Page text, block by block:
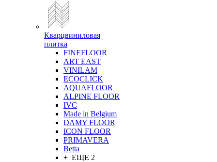
Кварцвиниловая
плитка
FINEFLOOR
ART EAST
VINILAM
ECOCLICK
AQUAFLOOR
ALPINE FLOOR
IVC
Made in Belgium
DAMY FLOOR
ICON FLOOR
PRIMAVERA
Betta
+ ЕЩЕ 2